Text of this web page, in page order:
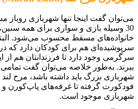
می‌توان گفت اینجا تنها شهربازی
30 وسیله بازی و سواری برای همه
خانواده‌های مسقط محسوب می‌شود.
سرگرمی وجود دارد تا فرزندانتان هم
ببرند. به‌طور خلاصه می‌توان گفت تمامی
شهربازی بزرگ باید داشته باشد، مرح
فودکورت گرفته تا غرفه‌های پاپ‌کورن
شهربازی موجود است.